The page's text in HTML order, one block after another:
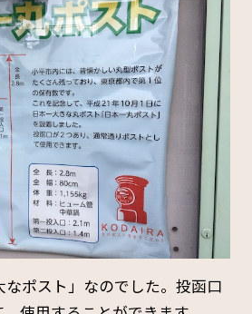
ポスト」なのでした。投函口